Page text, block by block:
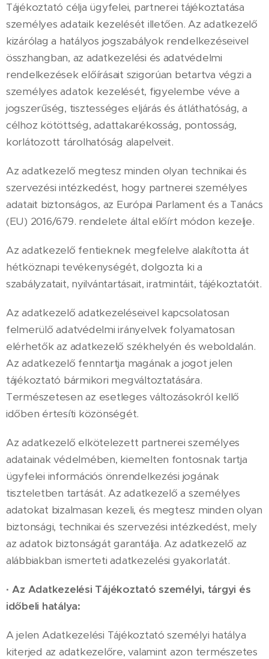
Tájékoztató célja ügyfelei, partnerei tájékoztatása
személyes adataik kezelését illetően. Az adatkezelő
kizárólag a hatályos jogszabályok rendelkezéseivel
összhangban, az adatkezelési és adatvédelmi
rendelkezések előírásait szigorúan betartva végzi a
személyes adatok kezelését, figyelembe véve a
jogszerűség, tisztességes eljárás és átláthatóság, a
célhoz kötöttség, adattakarékosság, pontosság,
korlátozott tárolhatóság alapelveit.
Az adatkezelő megtesz minden olyan technikai és
szervezési intézkedést, hogy partnerei személyes
adatait biztonságos, az Európai Parlament és a Tanács
(EU) 2016/679. rendelete által előírt módon kezelje.
Az adatkezelő fentieknek megfelelve alakította át
hétköznapi tevékenységét, dolgozta ki a
szabályzatait, nyilvántartásait, iratmintáit, tájékoztatóit.
Az adatkezelő adatkezeléseivel kapcsolatosan
felmerülő adatvédelmi irányelvek folyamatosan
elérhetők az adatkezelő székhelyén és weboldalán.
Az adatkezelő fenntartja magának a jogot jelen
tájékoztató bármikori megváltoztatására.
Természetesen az esetleges változásokról kellő
időben értesíti közönségét.
Az adatkezelő elkötelezett partnerei személyes
adatainak védelmében, kiemelten fontosnak tartja
ügyfelei információs önrendelkezési jogának
tiszteletben tartását. Az adatkezelő a személyes
adatokat bizalmasan kezeli, és megtesz minden olyan
biztonsági, technikai és szervezési intézkedést, mely
az adatok biztonságát garantálja. Az adatkezelő az
alábbiakban ismerteti adatkezelési gyakorlatát.
·Az Adatkezelési Tájékoztató személyi, tárgyi és
időbeli hatálya:
A jelen Adatkezelési Tájékoztató személyi hatálya
kiterjed az adatkezelőre, valamint azon természetes